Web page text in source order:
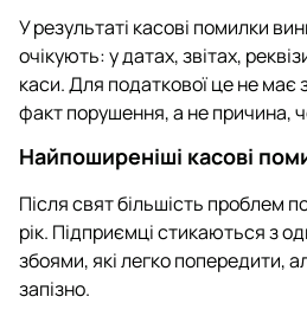
У результаті касові помилки
очікують: у датах, звітах,
каси. Для податкової це не
факт порушення, а не причина,
Найпоширеніші касові
Після свят більшість проблем
рік. Підприємці стикаються з
збоями, які легко попередити,
запізно.